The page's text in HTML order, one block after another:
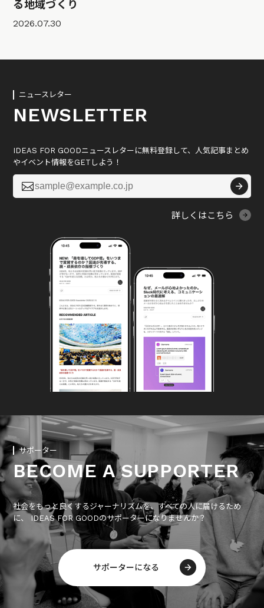
る地域づくり
2026.07.30
ニュースレター
NEWSLETTER
IDEAS FOR GOODニュースレターに無料登録して、人気記事まとめ
やイベント情報をGETしよう！

詳しくはこちら
サポーター
BECOME A SUPPORTER
社会をもっと良くするジャーナリズムを、すべての人に届けるため
に、 IDEAS FOR GOODのサポーターになりませんか？
サポーターになる